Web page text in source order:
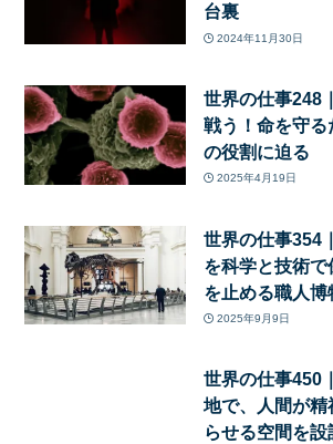
台裏
2024年11月30日
世界の仕事248
戦う！命を守
の役割に迫る
2025年4月19日
世界の仕事354
を科学と技術で
を止める職人
2025年9月9日
世界の仕事450
地で、人間が
らせる空間を